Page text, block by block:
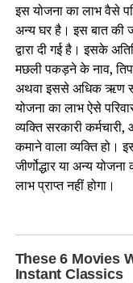
इस योजना का लाभ वैसे
अन्य घर है। इस बात की
द्वारा दी गई है। इसके
मछली पकड़ने के नाव,
अथवा इससे अधिक ऋण
योजना का लाभ ऐसे
व्यक्ति सरकारी
कमाने वाला व्यक्ति
जीर्णोद्धार या अन्य
लाभ प्राप्त नहीं होगा।